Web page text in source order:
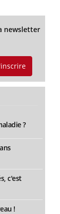
newsletter
?
c'est
!